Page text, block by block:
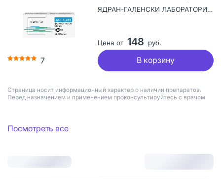
7
ЯДРАН-ГАЛЕНСКИ ЛАБОРАТОРИЙ а.о., Хорватия
Цена от 148 руб.
В корзину
Страница носит информационный характер о наличии препаратов.
Перед назначением и применением проконсультируйтесь с врачом
Посмотреть все